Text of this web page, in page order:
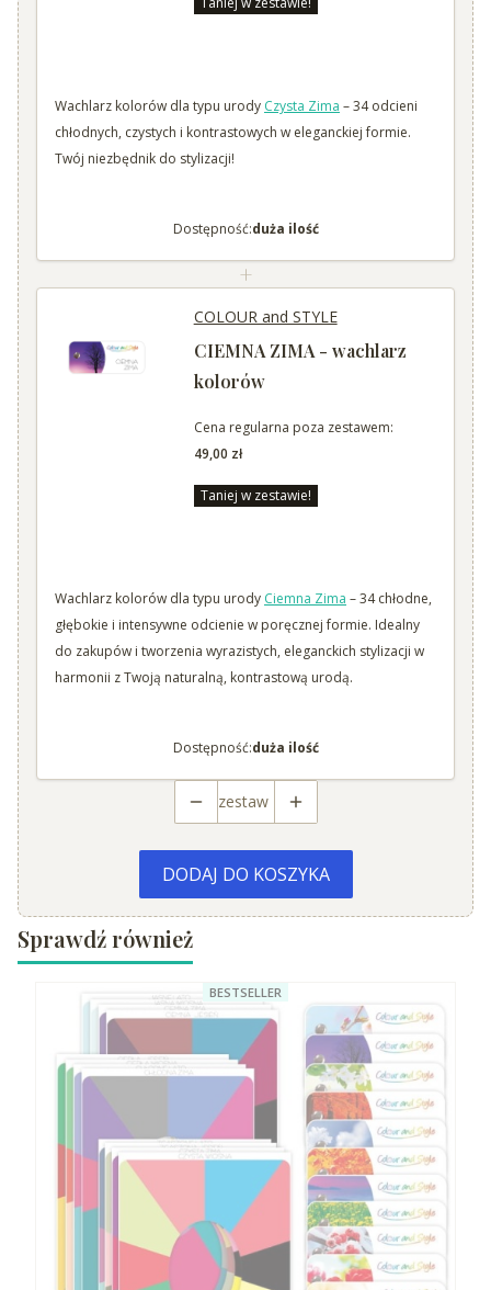
Wachlarz kolorów dla typu urody Czysta Zima – 34 odcieni
chłodnych, czystych i kontrastowych w eleganckiej formie.
Twój niezbędnik do stylizacji!
Dostępność:duża ilość
+
COLOUR and STYLE
CIEMNA ZIMA - wachlarz
kolorów
Cena regularna poza zestawem:
49,00 zł
Taniej w zestawie!
Wachlarz kolorów dla typu urody Ciemna Zima – 34 chłodne,
głębokie i intensywne odcienie w poręcznej formie. Idealny
do zakupów i tworzenia wyrazistych, eleganckich stylizacji w
harmonii z Twoją naturalną, kontrastową urodą.
Dostępność:duża ilość
zestaw
DODAJ DO KOSZYKA
Sprawdź również
BESTSELLER